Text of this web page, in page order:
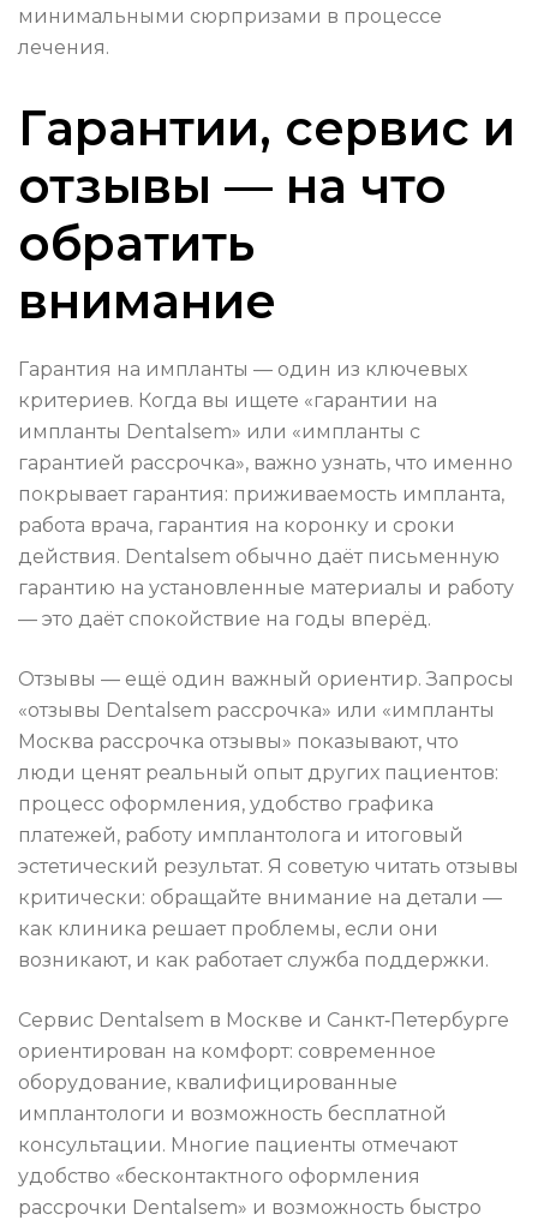
минимальными сюрпризами в процессе
лечения.
Гарантии, сервис и
отзывы — на что
обратить
внимание
Гарантия на импланты — один из ключевых
критериев. Когда вы ищете «гарантии на
импланты Dentalsem» или «импланты с
гарантией рассрочка», важно узнать, что именно
покрывает гарантия: приживаемость импланта,
работа врача, гарантия на коронку и сроки
действия. Dentalsem обычно даёт письменную
гарантию на установленные материалы и работу
— это даёт спокойствие на годы вперёд.
Отзывы — ещё один важный ориентир. Запросы
«отзывы Dentalsem рассрочка» или «импланты
Москва рассрочка отзывы» показывают, что
люди ценят реальный опыт других пациентов:
процесс оформления, удобство графика
платежей, работу имплантолога и итоговый
эстетический результат. Я советую читать отзывы
критически: обращайте внимание на детали —
как клиника решает проблемы, если они
возникают, и как работает служба поддержки.
Сервис Dentalsem в Москве и Санкт‑Петербурге
ориентирован на комфорт: современное
оборудование, квалифицированные
имплантологи и возможность бесплатной
консультации. Многие пациенты отмечают
удобство «бесконтактного оформления
рассрочки Dentalsem» и возможность быстро